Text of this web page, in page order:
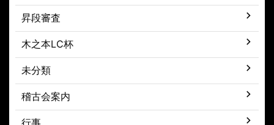
昇段審査
木之本LC杯
未分類
稽古会案内